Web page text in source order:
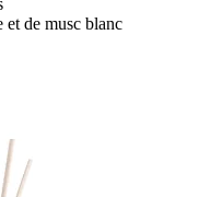
et de musc blanc